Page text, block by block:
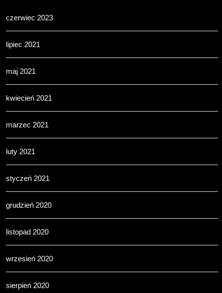
czerwiec 2023
lipiec 2021
maj 2021
kwiecień 2021
marzec 2021
luty 2021
styczeń 2021
grudzień 2020
listopad 2020
wrzesień 2020
sierpień 2020